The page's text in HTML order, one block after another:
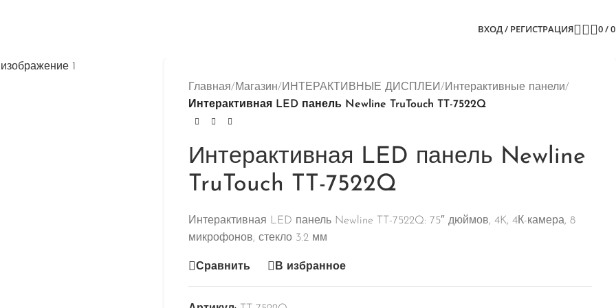
ВХОД / РЕГИСТРАЦИЯ 0/
Главная/ Магазин/ИНТЕРАКТИВНЫЕ ДИСПЛЕИ/Интерактивные панели/
Интерактивная LED панель Newline TruTouch TT-7522Q
Интерактивная LED панель Newline
TruTouch TT-7522Q
Интерактивная LED панель Newline TT-7522Q: 75″ дюймов, 4K, 4К-камера, 8
микрофонов, стекло 3.2 мм
Сравнить В избранное